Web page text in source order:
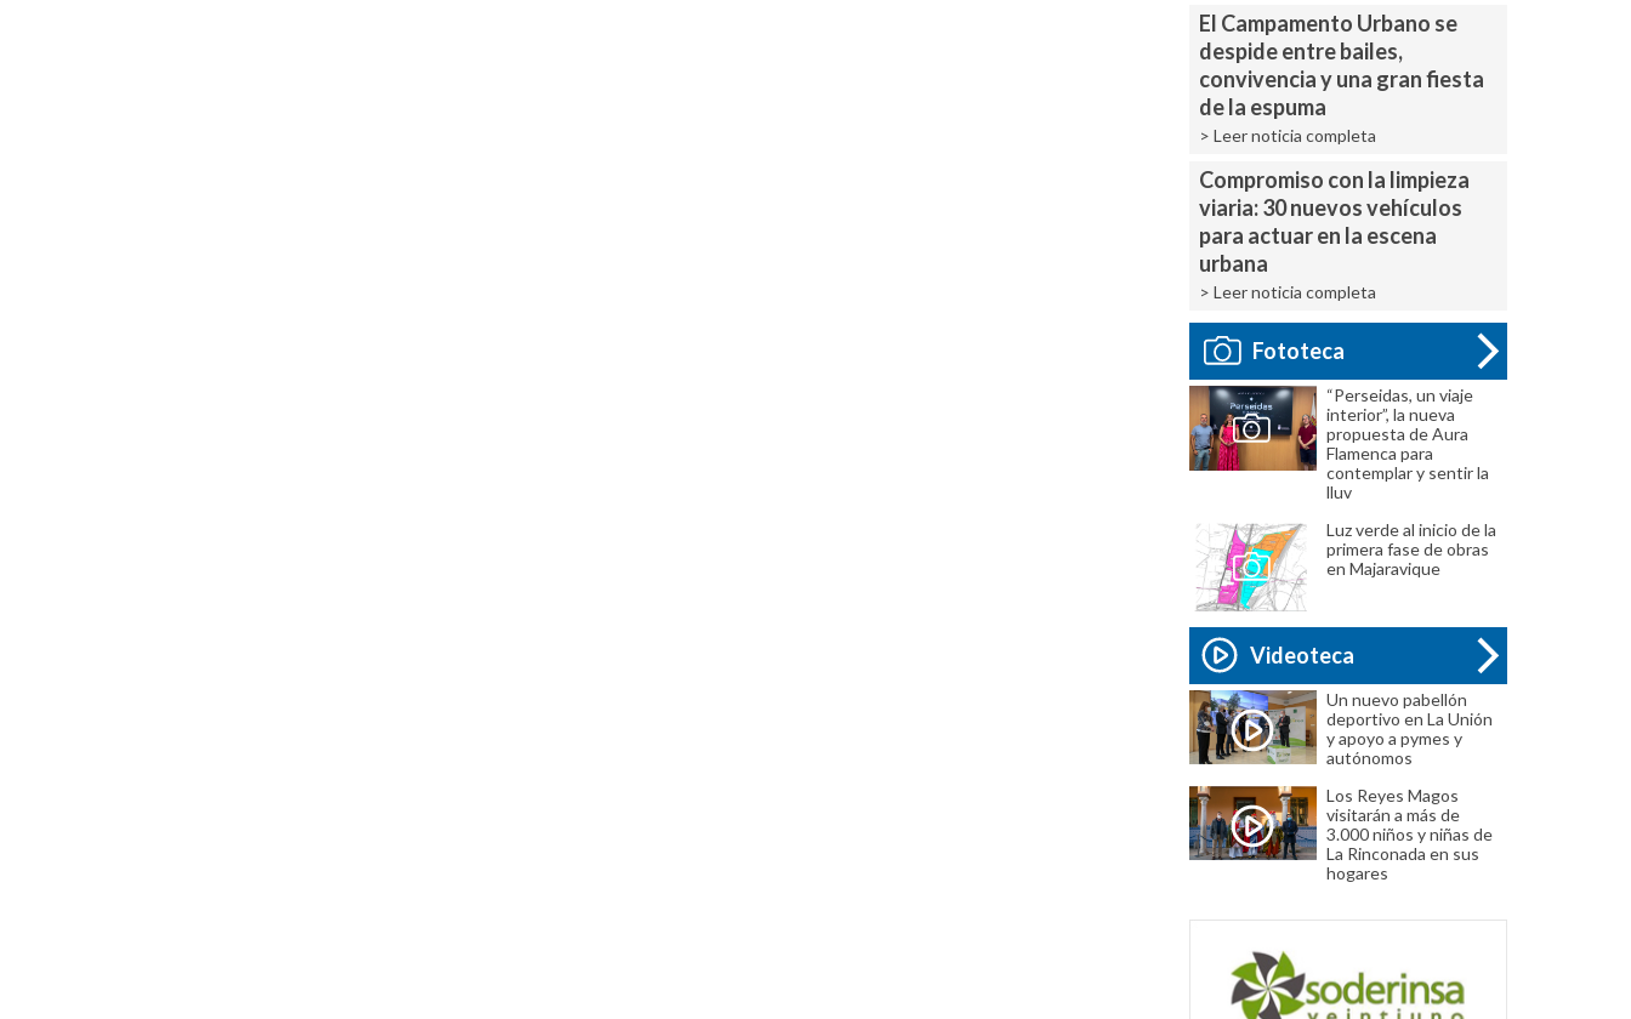
El Campamento Urbano se
despide entre bailes,
convivencia y una gran fiesta
de la espuma
> Leer noticia completa
Compromiso con la limpieza
viaria: 30 nuevos vehículos
para actuar en la escena
urbana
> Leer noticia completa
Fototeca
“Perseidas, un viaje
interior”, la nueva
propuesta de Aura
Flamenca para
contemplar y sentir la
lluv
Luz verde al inicio de la
primera fase de obras
en Majaravique
Videoteca
Un nuevo pabellón
deportivo en La Unión
y apoyo a pymes y
autónomos
Los Reyes Magos
visitarán a más de
3.000 niños y niñas de
La Rinconada en sus
hogares